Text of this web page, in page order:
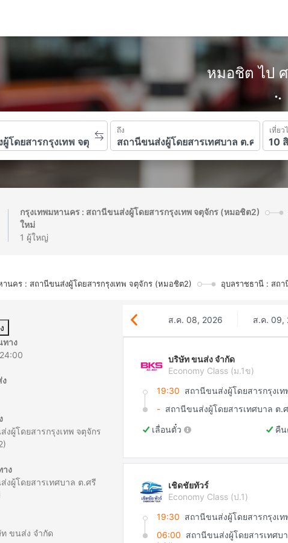
หมอชิต ไป ศ
ถึง เที่ยว
กรุงเทพมหานคร : สถานีขนส่งผู้โดยสารกรุงเทพ จตุจักร (หมอชิต2)
ใหม่
1 ผู้ใหญ่
านคร : สถานีขนส่งผู้โดยสารกรุงเทพ จตุจักร (หมอชิต2) อุบลราชธานี : สถา
ทาง
ง
งผู้โดยสารกรุงเทพ จตุจักร
าง
งผู้โดยสารเทศบาล ต.ศรี
ขนส่ง จำกัด
ส.ค. 08, 2026 ส.ค. 09,
บริษัท ขนส่ง จำกัด
Economy Class (ม.1ข)
19:30 สถานีขนส่งผู้โดยสารกรุงเ
- สถานีขนส่งผู้โดยสารเทศบาล ต.
เลื่อนตั๋ว
คืน
เชิดชัยทัวร์
Economy Class (ป.1)
19:30 สถานีขนส่งผู้โดยสารกรุงเ
06:00 สถานีขนส่งผู้โดยสารเทศบ